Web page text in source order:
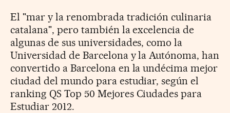
El "mar y la renombrada tradición culinaria
catalana", pero también la excelencia de
algunas de sus universidades, como la
Universidad de Barcelona y la Autónoma, han
convertido a Barcelona en la undécima mejor
ciudad del mundo para estudiar, según el
ranking QS Top 50 Mejores Ciudades para
Estudiar 2012.